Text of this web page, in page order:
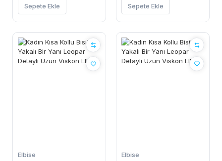
Sepete Ekle Sepete Ekle
Elbise Elbise